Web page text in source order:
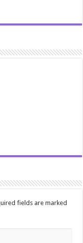
fields are marked